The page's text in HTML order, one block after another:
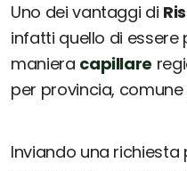
Uno dei vantaggi di
infatti quello di essere
maniera capillare
per provincia,
Inviando una